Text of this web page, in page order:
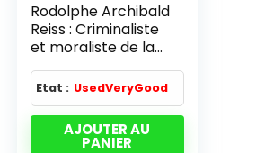
Rodolphe Archibald
Reiss : Criminaliste
et moraliste de la
Grande guerre
Etat : UsedVeryGood
AJOUTER AU
PANIER